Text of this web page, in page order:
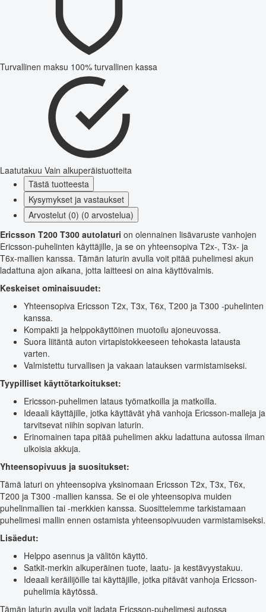
Turvallinen maksu 100% turvallinen kassa
Laatutakuu Vain alkuperäistuotteita
Tästä tuotteesta
Kysymykset ja vastaukset
Arvostelut (0) (0 arvostelua)
Ericsson T200 T300 autolaturi on olennainen lisävaruste vanhojen
Ericsson-puhelinten käyttäjille, ja se on yhteensopiva T2x-, T3x- ja
T6x-mallien kanssa. Tämän laturin avulla voit pitää puhelimesi akun
ladattuna ajon aikana, jotta laitteesi on aina käyttövalmis.
Keskeiset ominaisuudet:
Yhteensopiva Ericsson T2x, T3x, T6x, T200 ja T300 -puhelinten
kanssa.
Kompakti ja helppokäyttöinen muotoilu ajoneuvossa.
Suora liitäntä auton virtapistokkeeseen tehokasta latausta
varten.
Valmistettu turvallisen ja vakaan latauksen varmistamiseksi.
Tyypilliset käyttötarkoitukset:
Ericsson-puhelimen lataus työmatkoilla ja matkoilla.
Ideaali käyttäjille, jotka käyttävät yhä vanhoja Ericsson-malleja ja
tarvitsevat niihin sopivan laturin.
Erinomainen tapa pitää puhelimen akku ladattuna autossa ilman
ulkoisia akkuja.
Yhteensopivuus ja suositukset:
Tämä laturi on yhteensopiva yksinomaan Ericsson T2x, T3x, T6x,
T200 ja T300 -mallien kanssa. Se ei ole yhteensopiva muiden
puhelinmallien tai -merkkien kanssa. Suosittelemme tarkistamaan
puhelimesi mallin ennen ostamista yhteensopivuuden varmistamiseksi.
Lisäedut:
Helppo asennus ja välitön käyttö.
Satkit-merkin alkuperäinen tuote, laatu- ja kestävyystakuu.
Ideaali keräilijöille tai käyttäjille, jotka pitävät vanhoja Ericsson-
puhelimia käytössä.
Tämän laturin avulla voit ladata Ericsson-puhelimesi autossa